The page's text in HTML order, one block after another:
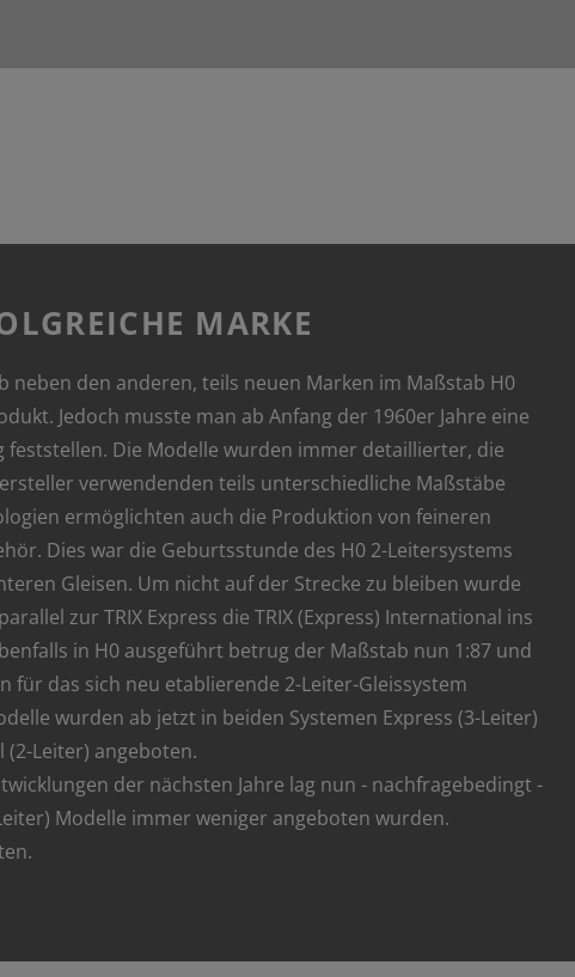
MARKE
neben den anderen, teils neuen Marken im Maßstab H0
Jedoch musste man ab Anfang der 1960er Jahre eine
feststellen. Die Modelle wurden immer detaillierter, die
verwendenden teils unterschiedliche Maßstäbe
ermöglichten auch die Produktion von feineren
Dies war die Geburtsstunde des H0 2-Leitersystems
Gleisen. Um nicht auf der Strecke zu bleiben wurde
zur TRIX Express die TRIX (Express) International ins
in H0 ausgeführt betrug der Maßstab nun 1:87 und
für das sich neu etablierende 2-Leiter-Gleissystem
wurden ab jetzt in beiden Systemen Express (3-Leiter)
Leiter) angeboten.
der nächsten Jahre lag nun - nachfragebedingt -
Modelle immer weniger angeboten wurden.